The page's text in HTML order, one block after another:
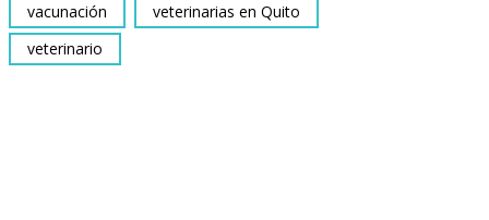
vacunación
veterinarias en Quito
veterinario